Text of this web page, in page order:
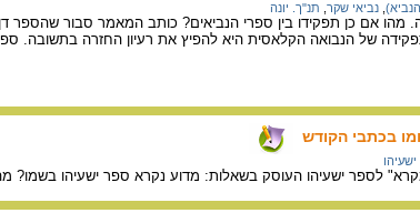
נביאי שקר תנ"ך. יונה
מהו אם כן תפקידו בין ספרי הנביאים? כותב המאמר סבור שהספר
של הנבואה הקלאסית היא להפיץ את רעיון החזרה בתשובה.
בכתבי הקודש
לספר ישעיהו העוסק בשאלות: מדוע נקרא ספר ישעיהו בשמו?